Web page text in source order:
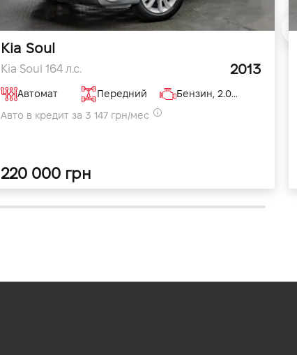
Kia Soul
Kia Soul 164 л.с. 2013
Автомат Передний
Бензин, 2.0 л
Авто в кредит за 3 147 грн/мес
220 000 грн